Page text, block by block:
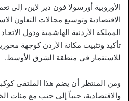
الأوروبية أورسولا فون دير لاين، إلى
الاقتصادية وتوسيع مجالات التعاون
المملكة الأردنية الهاشمية ودول
تأكيد وتثبيت مكانة الأردن كوجهة
للاستثمار في منطقة الشرق الأوسط.
ومن المنتظر أن يضم هذا الملتقى
والاقتصادية، جنباً إلى جنب مع مئات